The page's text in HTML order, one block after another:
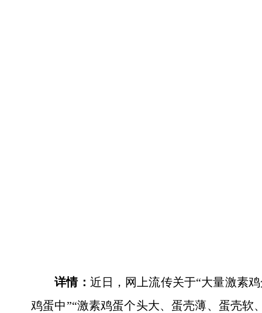
详情： 近日，网上流传关于“大量激素
鸡蛋中”“激素鸡蛋个头大、蛋壳薄、蛋壳